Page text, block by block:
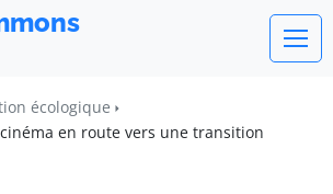
écologique
en route vers une transition